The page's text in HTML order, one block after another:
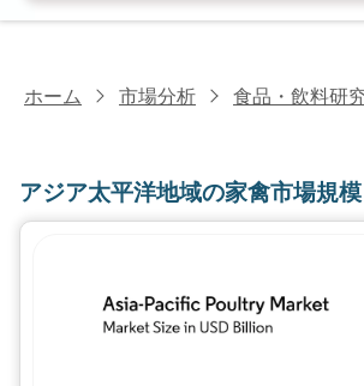
ホーム 市場分析 食品・飲料研
アジア太平洋地域の家禽市場規